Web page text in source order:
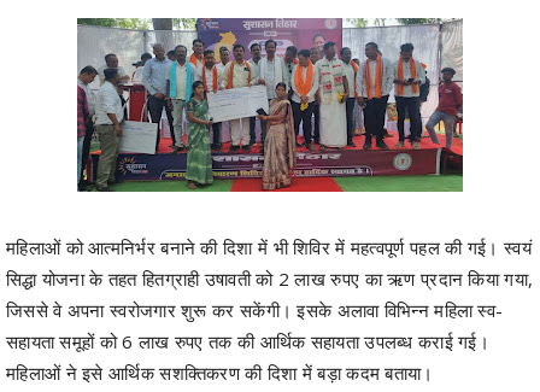
महिलाओं को आत्मनिर्भर बनाने की दिशा में भी शिविर में महत्वपूर्ण पहल की गई। स्वयं
सिद्धा योजना के तहत हितग्राही उषावती को 2 लाख रुपए का ऋण प्रदान किया गया,
जिससे वे अपना स्वरोजगार शुरू कर सकेंगी। इसके अलावा विभिन्न महिला स्व-
सहायता समूहों को 6 लाख रुपए तक की आर्थिक सहायता उपलब्ध कराई गई।
महिलाओं ने इसे आर्थिक सशक्तिकरण की दिशा में बड़ा कदम बताया।